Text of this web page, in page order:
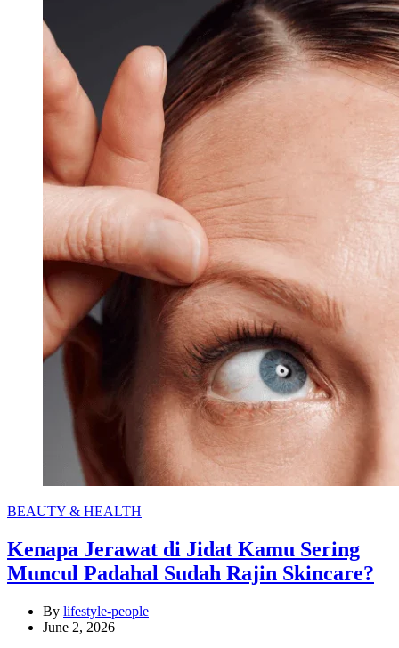
Categories
BEAUTY & HEALTH
Kenapa Jerawat di Jidat Kamu Sering
Muncul Padahal Sudah Rajin Skincare?
By lifestyle-people
June 2, 2026